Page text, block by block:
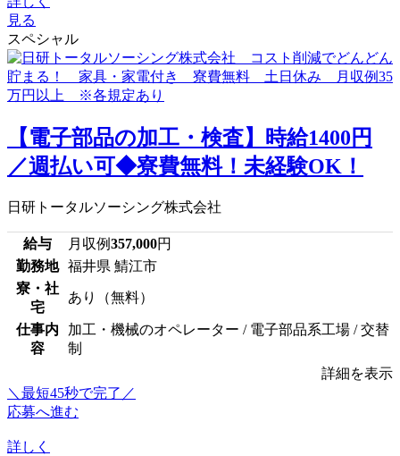
見る
スペシャル
【電子部品の加工・検査】時給1400円
／週払い可◆寮費無料！未経験OK！
日研トータルソーシング株式会社
給与 月収例357,000円
勤務地
福井県 鯖江市
寮・社
宅
あり（無料）
仕事内
容
加工・機械のオペレーター / 電子部品系工場 / 交替
制
詳細を表示
＼最短45秒で完了／
応募へ進む
詳しく